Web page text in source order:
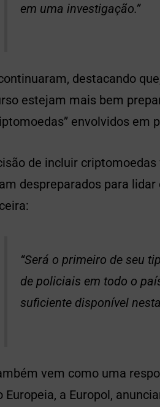
em uma investigação.”
destacando
estejam mais bem
envolvidos em
de incluir
despreparados para
“Será o primeiro de seu
de policiais em todo o
suficiente disponível
vem como uma
Europeia, a Europol,